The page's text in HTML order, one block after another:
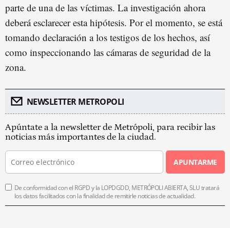
parte de una de las víctimas. La investigación ahora
deberá esclarecer esta hipótesis. Por el momento, se está
tomando declaración a los testigos de los hechos, así
como inspeccionando las cámaras de seguridad de la
zona.
NEWSLETTER METROPOLI
Apúntate a la newsletter de Metrópoli, para recibir las
noticias más importantes de la ciudad.
APUNTARME
De conformidad con el RGPD y la LOPDGDD, METRÓPOLI ABIERTA, SLU tratará
los datos facilitados con la finalidad de remitirle noticias de actualidad.